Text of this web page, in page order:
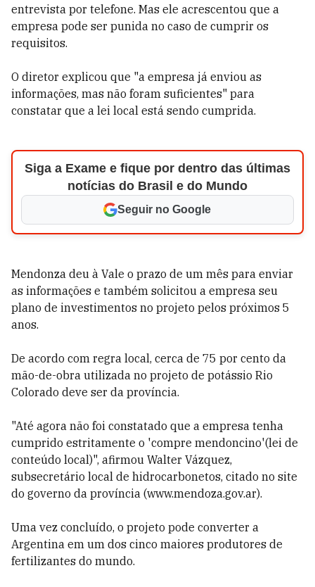
entrevista por telefone. Mas ele acrescentou que a
empresa pode ser punida no caso de cumprir os
requisitos.
O diretor explicou que "a empresa já enviou as
informações, mas não foram suficientes" para
constatar que a lei local está sendo cumprida.
Siga a Exame e fique por dentro das últimas
notícias do Brasil e do Mundo
Seguir no Google
Mendonza deu à Vale o prazo de um mês para enviar
as informações e também solicitou a empresa seu
plano de investimentos no projeto pelos próximos 5
anos.
De acordo com regra local, cerca de 75 por cento da
mão-de-obra utilizada no projeto de potássio Rio
Colorado deve ser da província.
"Até agora não foi constatado que a empresa tenha
cumprido estritamente o 'compre mendoncino'(lei de
conteúdo local)", afirmou Walter Vázquez,
subsecretário local de hidrocarbonetos, citado no site
do governo da província (www.mendoza.gov.ar).
Uma vez concluído, o projeto pode converter a
Argentina em um dos cinco maiores produtores de
fertilizantes do mundo.